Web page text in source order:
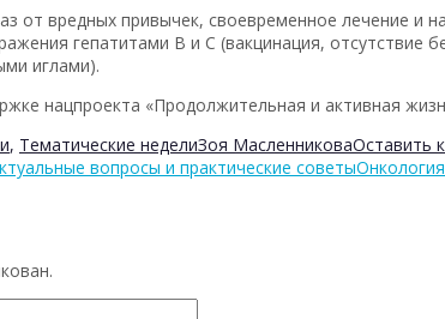
от вредных привычек, своевременное лечение и
гепатитами В и С (вакцинация, отсутствие
иглами).
нацпроекта «Продолжительная и активная
, Тематические неделиЗоя МасленниковаОставить
вопросы и практические советы